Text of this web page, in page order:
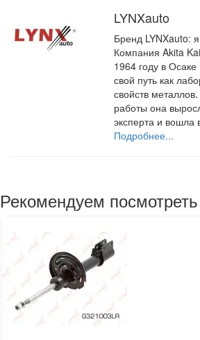
LYNXauto
Бренд LYNXauto:
Компания Akita
1964 году в
свой путь как
свойств
работы она
эксперта и вошла
Подробнее...
Рекомендуем посмотреть